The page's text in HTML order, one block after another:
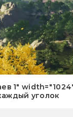
1"
уголок